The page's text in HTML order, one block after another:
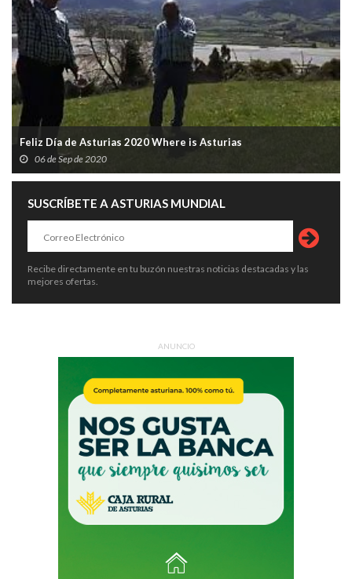
Feliz Día de Asturias 2020 Where is Asturias
06 de Sep de 2020
SUSCRÍBETE A ASTURIAS MUNDIAL
Recibe directamente en tu buzón nuestras noticias destacadas y las
mejores ofertas.
ANUNCIO